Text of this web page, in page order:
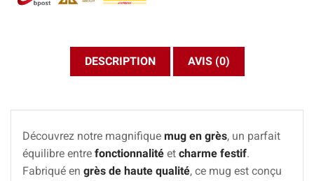
DESCRIPTION AVIS (0)
Découvrez notre magnifique mug en grès, un parfait
équilibre entre fonctionnalité et charme festif.
Fabriqué en grès de haute qualité, ce mug est conçu